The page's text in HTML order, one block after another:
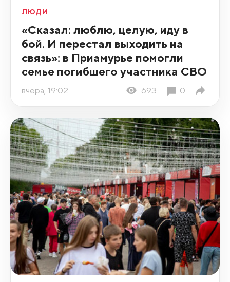
ЛЮДИ
«Сказал: люблю, целую, иду в
бой. И перестал выходить на
связь»: в Приамурье помогли
семье погибшего участника СВО
вчера, 19:02 693 0